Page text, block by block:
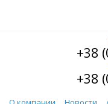
+38
+38